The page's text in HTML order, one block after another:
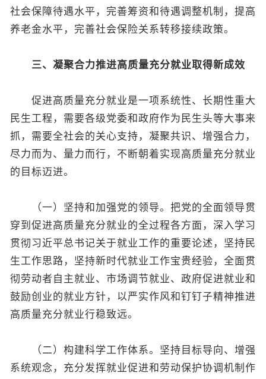
社会保障待遇水平，完善筹资和待遇调整机制，提高
养老金水平，完善社会保险关系转移接续政策。
三、凝聚合力推进高质量充分就业取得新成效
促进高质量充分就业是一项系统性、长期性重大
民生工程，需要各级党委和政府作为民生头等大事来
抓，需要全社会的关心支持，凝聚共识、增强合力，
尽力而为、量力而行，不断朝着实现高质量充分就业
的目标迈进。
（一）坚持和加强党的领导。把党的全面领导贯
穿到促进高质量充分就业的全过程各方面，深入学习
贯彻习近平总书记关于就业工作的重要论述，坚持民
生工作思路，坚持新时代就业工作宝贵经验，全面贯
彻劳动者自主就业、市场调节就业、政府促进就业和
鼓励创业的就业方针，以严实作风和钉钉子精神推进
高质量充分就业行稳致远。
（二）构建科学工作体系。坚持目标导向、增强
系统观念，充分发挥就业促进和劳动保护协调机制作